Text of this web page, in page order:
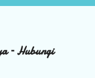
– Hubungi